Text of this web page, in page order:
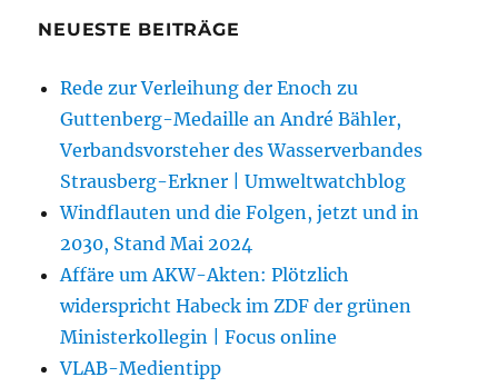
NEUESTE BEITRÄGE
Rede zur Verleihung der Enoch zu
Guttenberg-Medaille an André Bähler,
Verbandsvorsteher des Wasserverbandes
Strausberg-Erkner | Umweltwatchblog
Windflauten und die Folgen, jetzt und in
2030, Stand Mai 2024
Affäre um AKW-Akten: Plötzlich
widerspricht Habeck im ZDF der grünen
Ministerkollegin | Focus online
VLAB-Medientipp